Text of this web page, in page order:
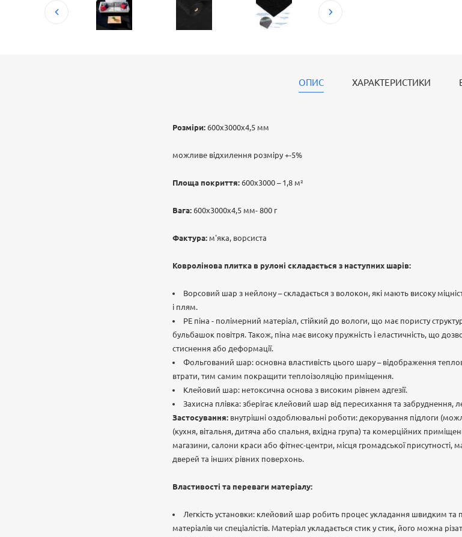
ОПИС ХАРАКТЕРИСТИКИ
Розміри: 600х3000х4,5 мм
можливе відхилення розміру +-5%
Площа покриття: 600х3000 – 1,8 м²
Вага: 600х3000х4,5 мм- 800 г
Фактура: м'яка, ворсиста
Ковролінова плитка в рулоні складається з наступних шарів:
Ворсовий шар з нейлону – складається з волокон, які мають високу
і плям.
РЕ піна - полімерний матеріал, стійкий до вологи, що має пористу
бульбашок повітря. Також, піна має високу пружність і еластичність, що
стиснення або деформації.
Фольгований шар: основна властивість цього шару – відображення
втрати, тим самим покращити теплоізоляцію приміщення.
Клейовий шар: нетоксична основа з високим рівнем адгезії.
Захисна плівка: зберігає клейовий шар від пересихання та забруднення,
Застосування: внутрішні оздоблювальні роботи: декорування підлоги
(кухня, вітальня, дитяча або спальня, вхідна група) та комерційних
магазини, салони краси або фітнес-центри, місця громадської присутності,
дверей та інших рівних поверхонь.
Властивості та переваги матеріалу:
Легкість установки: клейовий шар робить процес укладання швидким
матеріалів чи спеціалістів. Матеріал укладається стик у стик, його можна